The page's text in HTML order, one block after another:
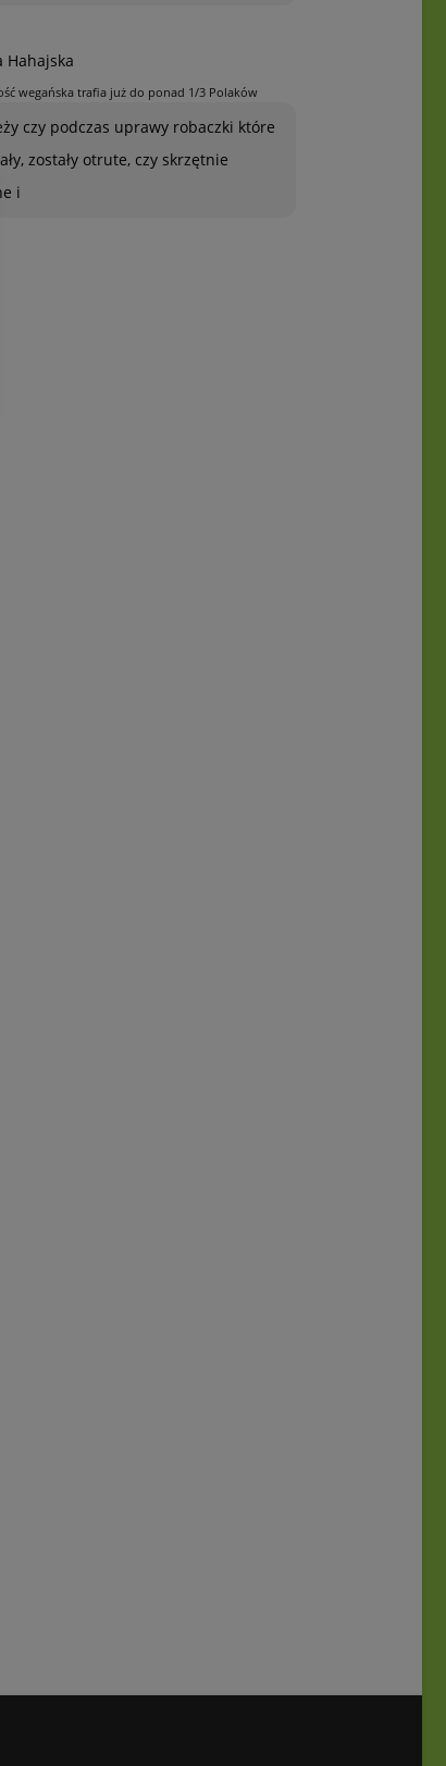
Hahajska
wegańska trafia już do ponad 1/3 Polaków
czy podczas uprawy robaczki które
zostały otrute, czy skrzętnie
i